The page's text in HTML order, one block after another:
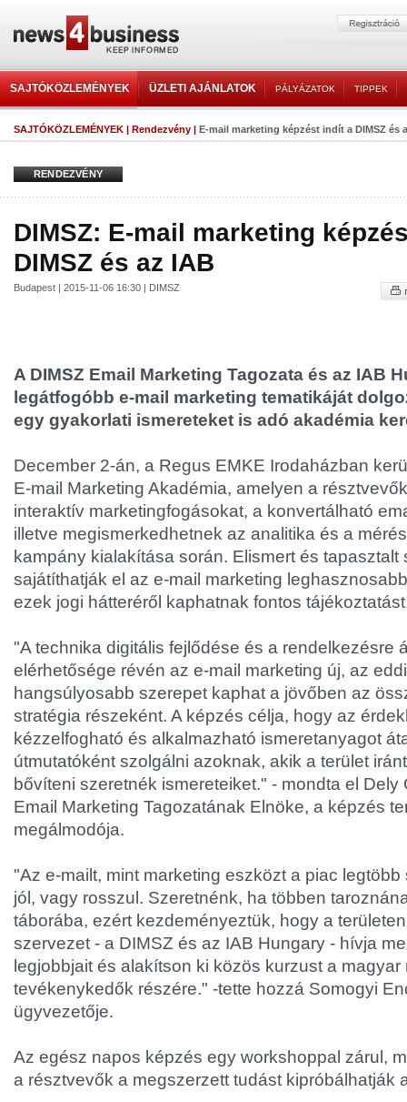
SAJTÓKÖZLEMÉNYEK ÜZLETI AJÁNLATOK PÁLYÁZATOK TIPPEK
SAJTÓKÖZLEMÉNYEK | Rendezvény | E-mail marketing képzést indít a DIMSZ és
RENDEZVÉNY
DIMSZ: E-mail marketing
DIMSZ és az IAB
Budapest | 2015-11-06 16:30 | DIMSZ
A DIMSZ Email Marketing Tagozata és az IAB
legátfogóbb e-mail marketing tematikáját
egy gyakorlati ismereteket is adó akadémia
December 2-án, a Regus EMKE Irodaházban
E-mail Marketing Akadémia, amelyen a
interaktív marketingfogásokat, a konvertálható
illetve megismerkedhetnek az analitika és a
kampány kialakítása során. Elismert és tapasztalt
sajátíthatják el az e-mail marketing
ezek jogi hátteréről kaphatnak fontos
"A technika digitális fejlődése és a rendelkezésre
elérhetősége révén az e-mail marketing új, az
hangsúlyosabb szerepet kaphat a jövőben az
stratégia részeként. A képzés célja, hogy az
kézzelfogható és alkalmazható ismeretanyagot
útmutatóként szolgálni azoknak, akik a terület
bővíteni szeretnék ismereteiket." - mondta el Dely
Email Marketing Tagozatának Elnöke, a képzés
megálmodója.
"Az e-mailt, mint marketing eszközt a piac
jól, vagy rosszul. Szeretnénk, ha többen
táborába, ezért kezdeményeztük, hogy a
szervezet - a DIMSZ és az IAB Hungary - hívja
legjobbjait és alakítson ki közös kurzust a
tevékenykedők részére." -tette hozzá Somogyi
ügyvezetője.
Az egész napos képzés egy workshoppal zárul,
a résztvevők a megszerzett tudást kipróbálhatják